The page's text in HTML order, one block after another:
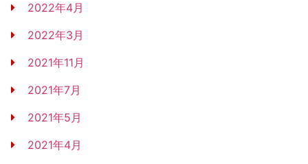
2022年4月
2022年3月
2021年11月
2021年7月
2021年5月
2021年4月